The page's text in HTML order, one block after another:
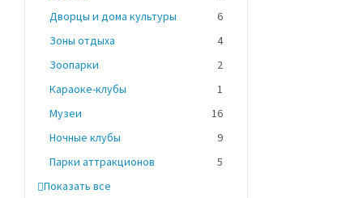
Дворцы и дома культуры
6
Зоны отдыха
4
Зоопарки
2
Караоке-клубы
1
Музеи
16
Ночные клубы
9
Парки аттракционов
5
Показать все